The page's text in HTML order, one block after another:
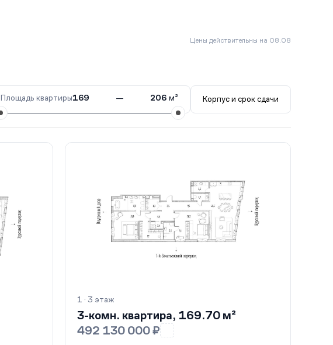
Цены действительны на 08.08
Площадь квартиры169 — 206 м² Корпус и срок сдачи
1 · 3 этаж
3-комн. квартира, 169.70 м²
492 130 000 ₽